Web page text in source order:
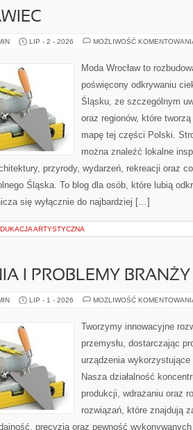
LIP - 2 - 2026 MOŻLIWOŚĆ
Moda Wrocław to
poświęcony odkrywaniu
Śląsku, ze szczególnym
oraz regionów, które
mapę tej części Polski.
można znaleźć lokalne
przyrody, wydarzeń, rekreacji oraz
Śląska. To blog dla osób, które lubią
się wyłącznie do najbardziej […]
ARTYSTYCZNA
I PROBLEMY BRANŻY
LIP - 1 - 2026 MOŻLIWOŚĆ
Tworzymy innowacyjne
przemysłu, dostarczając
urządzenia
Nasza działalność
produkcji, wdrażaniu oraz
rozwiązań, które znajdują
precyzja oraz pewność